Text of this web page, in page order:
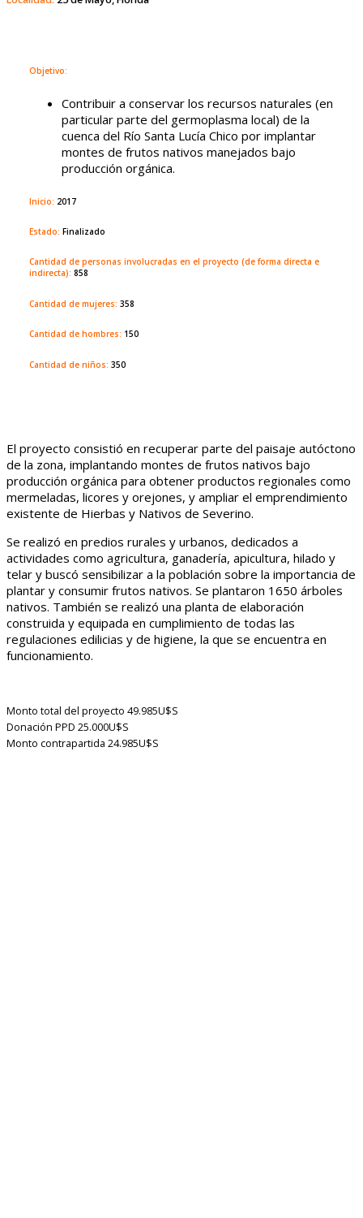
Objetivo:
Contribuir a conservar los recursos naturales (en
particular parte del germoplasma local) de la
cuenca del Río Santa Lucía Chico por implantar
montes de frutos nativos manejados bajo
producción orgánica.
Inicio: 2017
Estado: Finalizado
Cantidad de personas involucradas en el proyecto (de forma directa e
indirecta): 858
Cantidad de mujeres: 358
Cantidad de hombres: 150
Cantidad de niños: 350
El proyecto consistió en recuperar parte del paisaje autóctono
de la zona, implantando montes de frutos nativos bajo
producción orgánica para obtener productos regionales como
mermeladas, licores y orejones, y ampliar el emprendimiento
existente de Hierbas y Nativos de Severino.
Se realizó en predios rurales y urbanos, dedicados a
actividades como agricultura, ganadería, apicultura, hilado y
telar y buscó sensibilizar a la población sobre la importancia de
plantar y consumir frutos nativos. Se plantaron 1650 árboles
nativos. También se realizó una planta de elaboración
construida y equipada en cumplimiento de todas las
regulaciones edilicias y de higiene, la que se encuentra en
funcionamiento.
Monto total del proyecto 49.985U$S
Donación PPD 25.000U$S
Monto contrapartida 24.985U$S